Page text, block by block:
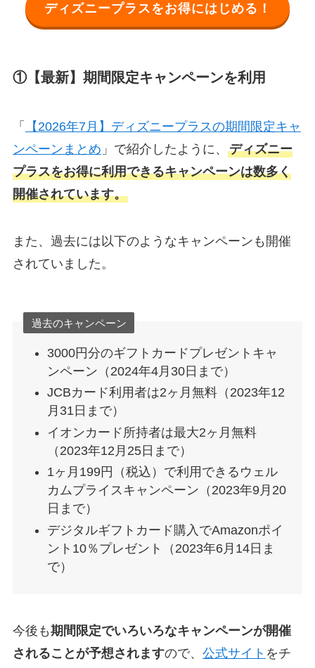
ディズニープラスをお得にはじめる！
①【最新】期間限定キャンペーンを利用
「
【2026年7月】ディズニープラスの期間限定キャ
ンペーンまとめ 」で紹介したように、 ディズニー
プラスをお得に利用できるキャンペーンは数多く
開催されています。
また、過去には以下のようなキャンペーンも開催
されていました。
過去のキャンペーン
3000円分のギフトカードプレゼントキャ
ンペーン（2024年4月30日まで）
JCBカード利用者は2ヶ月無料（2023年12
月31日まで）
イオンカード所持者は最大2ヶ月無料
（2023年12月25日まで）
1ヶ月199円（税込）で利用できるウェル
カムプライスキャンペーン（2023年9月20
日まで）
デジタルギフトカード購入でAmazonポイ
ント10％プレゼント（2023年6月14日ま
で）
今後も期間限定でいろいろなキャンペーンが開催
されることが予想されますので、 公式サイト をチ